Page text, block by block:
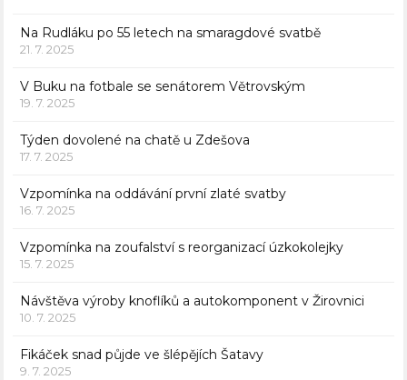
Na Rudláku po 55 letech na smaragdové svatbě
21. 7. 2025
V Buku na fotbale se senátorem Větrovským
19. 7. 2025
Týden dovolené na chatě u Zdešova
17. 7. 2025
Vzpomínka na oddávání první zlaté svatby
16. 7. 2025
Vzpomínka na zoufalství s reorganizací úzkokolejky
15. 7. 2025
Návštěva výroby knoflíků a autokomponent v Žirovnici
10. 7. 2025
Fikáček snad půjde ve šlépějích Šatavy
9. 7. 2025